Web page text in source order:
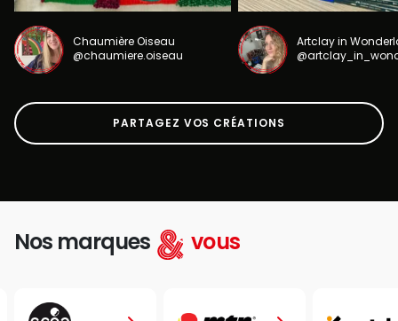
Chaumière Oiseau
@chaumiere.oiseau
Artclay in
PARTAGEZ VOS CRÉATIONS
Nos marques vous